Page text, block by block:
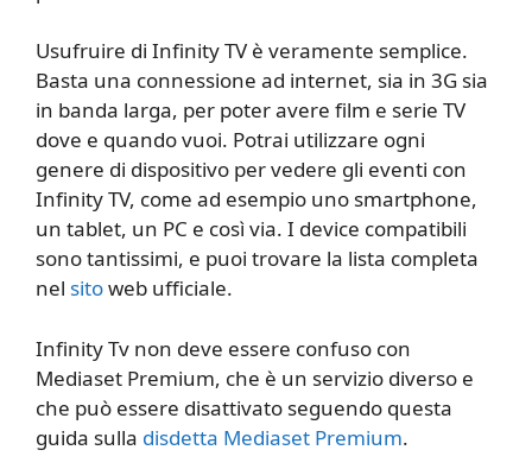
Usufruire di Infinity TV è veramente semplice.
Basta una connessione ad internet, sia in 3G sia
in banda larga, per poter avere film e serie TV
dove e quando vuoi. Potrai utilizzare ogni
genere di dispositivo per vedere gli eventi con
Infinity TV, come ad esempio uno smartphone,
un tablet, un PC e così via. I device compatibili
sono tantissimi, e puoi trovare la lista completa
nel sitoweb ufficiale.
Infinity Tv non deve essere confuso con
Mediaset Premium, che è un servizio diverso e
che può essere disattivato seguendo questa
guida sulla disdetta Mediaset Premium.